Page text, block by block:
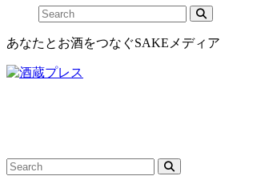
あなたとお酒をつなぐSAKEメディア